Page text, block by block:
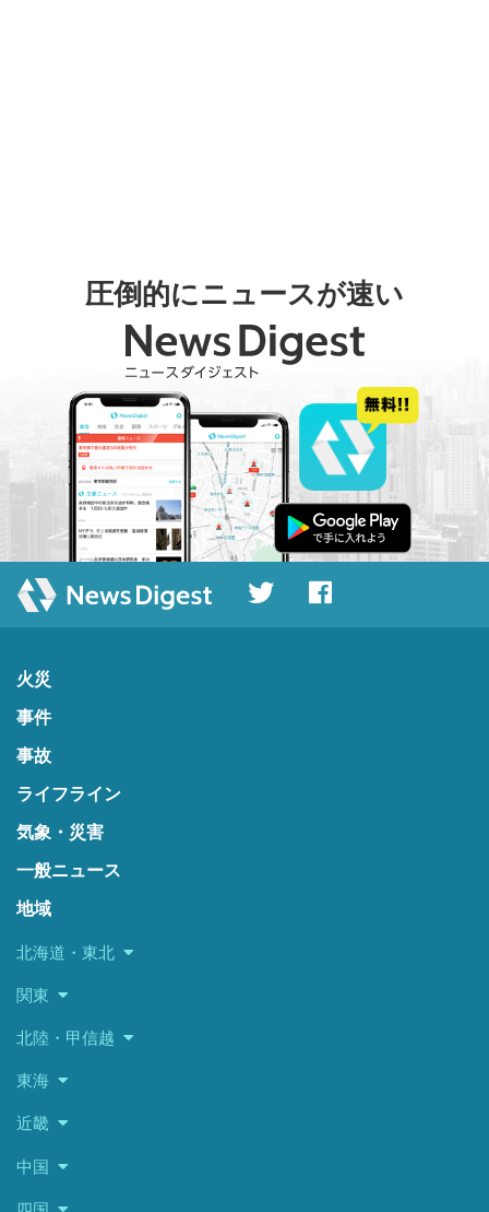
圧倒的にニュースが速い
火災
事件
事故
ライフライン
気象・災害
一般ニュース
地域
北海道・東北
関東
北陸・甲信越
東海
近畿
中国